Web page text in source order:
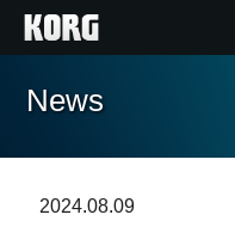
Home
News
2024.08.09